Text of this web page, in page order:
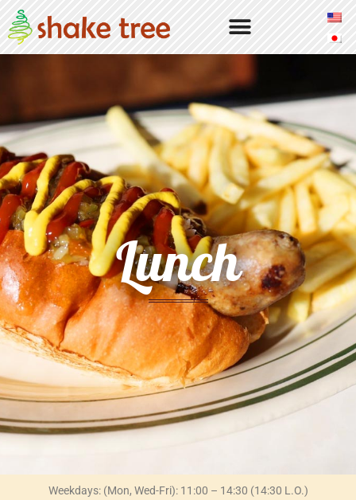
Our Burgers
Our Story
Locations
Shake Tree Burger & Bar
Access & Info
Atmosphere
Menu
Dinner
Drinks
Lunch
To Go
Party Courses
Shake Tree Diner
Food
Lunch
Weekdays: (Mon, Wed-Fri): 11:00 – 14:30 (14:30 L.O.)